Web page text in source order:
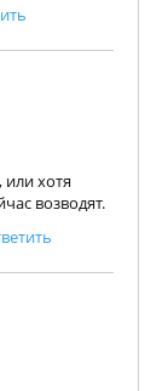
хотя
возводят.